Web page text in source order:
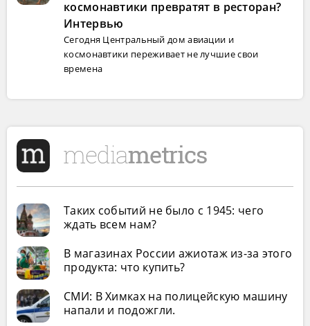
космонавтики превратят в ресторан?
Интервью
Сегодня Центральный дом авиации и
космонавтики переживает не лучшие свои
времена
Таких событий не было с 1945: чего
ждать всем нам?
В магазинах России ажиотаж из-за этого
продукта: что купить?
СМИ: В Химках на полицейскую машину
напали и подожгли.